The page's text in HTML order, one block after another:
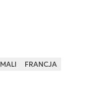
MALI FRANCJA